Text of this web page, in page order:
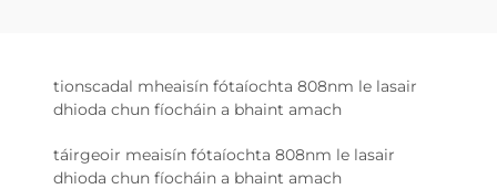
tionscadal mheaisín fótaíochta 808nm le lasair
dhioda chun fíocháin a bhaint amach
táirgeoir meaisín fótaíochta 808nm le lasair
dhioda chun fíocháin a bhaint amach